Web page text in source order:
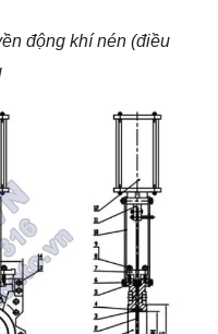
động khí nén (điều